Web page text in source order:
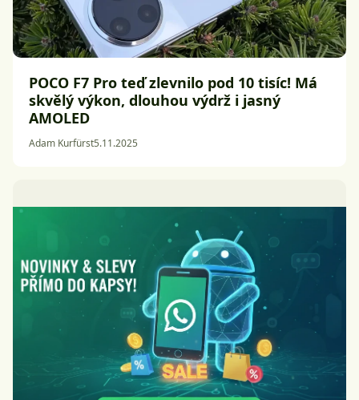
POCO F7 Pro teď zlevnilo pod 10 tisíc! Má
skvělý výkon, dlouhou výdrž i jasný
AMOLED
Adam Kurfürst5.11.2025